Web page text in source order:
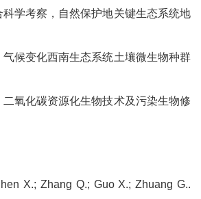
学考察，自然保护地关键生态系统地
气候变化西南生态系统土壤微生物种群
氧化碳资源化生物技术及污染生物修
X.; Zhang Q.; Guo X.; Zhuang G..